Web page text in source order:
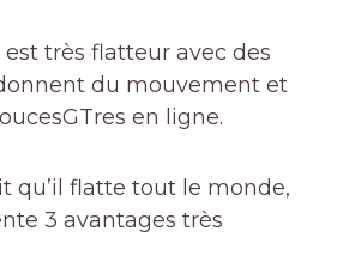
très flatteur avec des
du mouvement et
GTres en ligne.
qu’il flatte tout le monde,
3 avantages très